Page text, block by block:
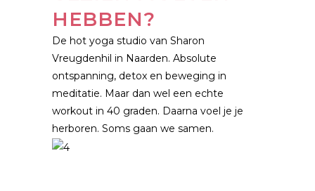
HEBBEN?
De hot yoga studio van Sharon
Vreugdenhil in Naarden. Absolute
ontspanning, detox en beweging in
meditatie. Maar dan wel een echte
workout in 40 graden. Daarna voel je je
herboren. Soms gaan we samen.